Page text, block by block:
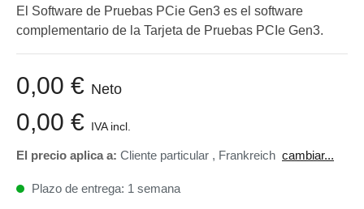
El Software de Pruebas PCie Gen3 es el software
complementario de la Tarjeta de Pruebas PCIe Gen3.
0,00 € Neto
0,00 € IVA incl.
El precio aplica a: Cliente particular , Frankreich cambiar...
Plazo de entrega: 1 semana